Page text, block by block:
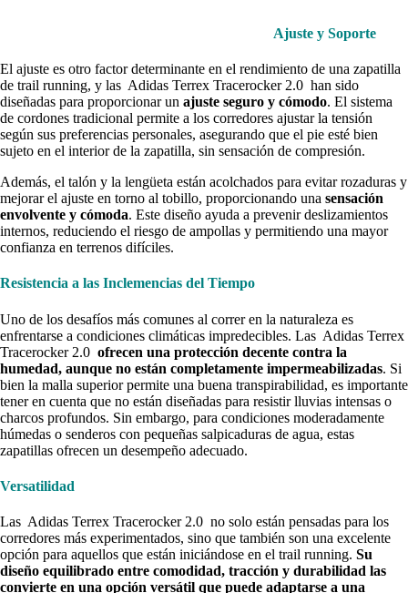
Ajuste y Soporte
El ajuste es otro factor determinante en el rendimiento de una zapatilla
de trail running, y las Adidas Terrex Tracerocker 2.0 han sido
diseñadas para proporcionar un ajuste seguro y cómodo. El sistema
de cordones tradicional permite a los corredores ajustar la tensión
según sus preferencias personales, asegurando que el pie esté bien
sujeto en el interior de la zapatilla, sin sensación de compresión.
Además, el talón y la lengüeta están acolchados para evitar rozaduras y
mejorar el ajuste en torno al tobillo, proporcionando una sensación
envolvente y cómoda. Este diseño ayuda a prevenir deslizamientos
internos, reduciendo el riesgo de ampollas y permitiendo una mayor
confianza en terrenos difíciles.
Resistencia a las Inclemencias del Tiempo
Uno de los desafíos más comunes al correr en la naturaleza es
enfrentarse a condiciones climáticas impredecibles. Las Adidas Terrex
Tracerocker 2.0 ofrecen una protección decente contra la
humedad, aunque no están completamente impermeabilizadas. Si
bien la malla superior permite una buena transpirabilidad, es importante
tener en cuenta que no están diseñadas para resistir lluvias intensas o
charcos profundos. Sin embargo, para condiciones moderadamente
húmedas o senderos con pequeñas salpicaduras de agua, estas
zapatillas ofrecen un desempeño adecuado.
Versatilidad
Las Adidas Terrex Tracerocker 2.0 no solo están pensadas para los
corredores más experimentados, sino que también son una excelente
opción para aquellos que están iniciándose en el trail running. Su
diseño equilibrado entre comodidad, tracción y durabilidad las
convierte en una opción versátil que puede adaptarse a una